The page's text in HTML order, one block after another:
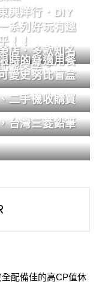
興洋行．DIY
系列好玩有趣
！！
店．多款知名
鏡美學。
時的舒適用餐
愛史努比盲盒
二手機收購買
台灣三菱鉛筆